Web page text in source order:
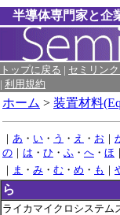
半導体専門家と企
トップに戻る | セミリンク
| 利用規約
ホーム > 装置材料
｜ あ ・ い ・ う ・ え ・ お ｜
の ｜ は ・ ひ ・ ふ ・ へ ・ ほ ｜
｜ ま ・ み ・ む ・ め ・ も ｜
ら
ライカマイクロシステム